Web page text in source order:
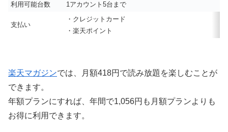
利用可能台数
1アカウント5台まで
支払い
・クレジットカード
・楽天ポイント
楽天マガジンでは、月額418円で読み放題を楽しむことが
できます。
年額プランにすれば、年間で1,056円も月額プランよりも
お得に利用できます。